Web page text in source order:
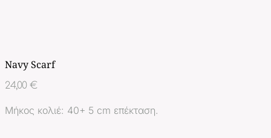
Navy Scarf
24,00 €
Μήκος κολιέ: 40+ 5 cm επέκταση.